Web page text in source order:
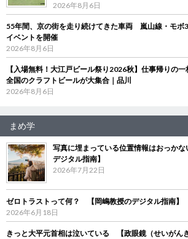
2026年8月6日
55年間、京の街を走り続けてきた車両 嵐山線・モボ
イベントを開催
2026年8月6日
【入場無料！大江戸ビール祭り2026秋】仕事帰りの一
全国のクラフトビールが大集合｜品川
2026年8月6日
まめ学
写真に埋まっている位置情報はおっか
デジタル指南】
2026年7月22日
ゼロトラストって何？ 【岡嶋教授のデジタル指南】
2026年6月18日
きっと大平元首相は泣いている 【政眼鏡（せいがん